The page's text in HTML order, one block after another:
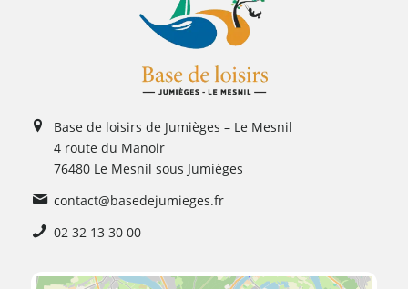
Base de loisirs de Jumièges – Le Mesnil
4 route du Manoir
76480 Le Mesnil sous Jumièges
contact@basedejumieges.fr
02 32 13 30 00